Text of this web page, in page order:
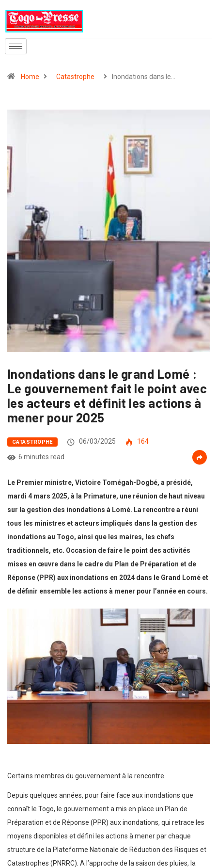
Home Catastrophe Inondations dans le…
Inondations dans le grand Lomé :
Le gouvernement fait le point avec
les acteurs et définit les actions à
mener pour 2025
CATASTROPHE 06/03/2025
164
6 minutes read
Le Premier ministre, Victoire Tomégah-Dogbé, a présidé,
mardi 4 mars 2025, à la Primature, une réunion de haut niveau
sur la gestion des inondations à Lomé. La rencontre a réuni
tous les ministres et acteurs impliqués dans la gestion des
inondations au Togo, ainsi que les maires, les chefs
traditionnels, etc. Occasion de faire le point des activités
mises en œuvre dans le cadre du Plan de Préparation et de
Réponse (PPR) aux inondations en 2024 dans le Grand Lomé et
de définir ensemble les actions à mener pour l’année en cours.
Certains membres du gouvernement à la rencontre.
Depuis quelques années, pour faire face aux inondations que
connaît le Togo, le gouvernement a mis en place un Plan de
Préparation et de Réponse (PPR) aux inondations, qui retrace les
moyens disponibles et défini les actions à mener par chaque
structure de la Plateforme Nationale de Réduction des Risques et
Catastrophes (PNRRC). A l’approche de la saison des pluies, la